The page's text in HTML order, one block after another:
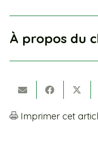
À propos du
Imprimer cet